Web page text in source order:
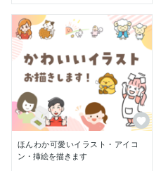
ほんわか可愛いイラスト・アイコ
ン・挿絵を描きます